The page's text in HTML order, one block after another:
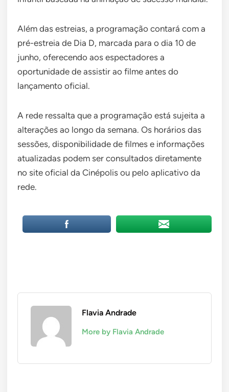
Além das estreias, a programação contará com a
pré-estreia de Dia D, marcada para o dia 10 de
junho, oferecendo aos espectadores a
oportunidade de assistir ao filme antes do
lançamento oficial.
A rede ressalta que a programação está sujeita a
alterações ao longo da semana. Os horários das
sessões, disponibilidade de filmes e informações
atualizadas podem ser consultados diretamente
no site oficial da Cinépolis ou pelo aplicativo da
rede.
Flavia Andrade
More by Flavia Andrade